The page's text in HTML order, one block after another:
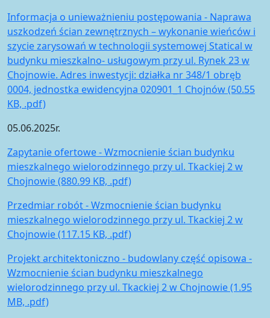
Informacja o unieważnieniu postępowania - Naprawa
uszkodzeń ścian zewnętrznych – wykonanie wieńców i
szycie zarysowań w technologii systemowej Statical w
budynku mieszkalno- usługowym przy ul. Rynek 23 w
Chojnowie. Adres inwestycji: działka nr 348/1 obręb
0004, jednostka ewidencyjna 020901_1 Chojnów (50.55
KB, .pdf)
05.06.2025r.
Zapytanie ofertowe - Wzmocnienie ścian budynku
mieszkalnego wielorodzinnego przy ul. Tkackiej 2 w
Chojnowie (880.99 KB, .pdf)
Przedmiar robót - Wzmocnienie ścian budynku
mieszkalnego wielorodzinnego przy ul. Tkackiej 2 w
Chojnowie (117.15 KB, .pdf)
Projekt architektoniczno - budowlany część opisowa -
Wzmocnienie ścian budynku mieszkalnego
wielorodzinnego przy ul. Tkackiej 2 w Chojnowie (1.95
MB, .pdf)